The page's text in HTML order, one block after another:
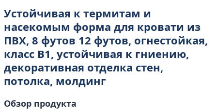
Устойчивая к термитам и
насекомым форма для кровати из
ПВХ, 8 футов 12 футов, огнестойкая,
класс B1, устойчивая к гниению,
декоративная отделка стен,
потолка, молдинг
Обзор продукта